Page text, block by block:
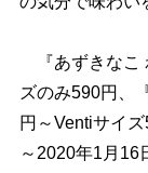
『あずきなこ
ズのみ590円、
円～Ventiサイ
～2020年1月16